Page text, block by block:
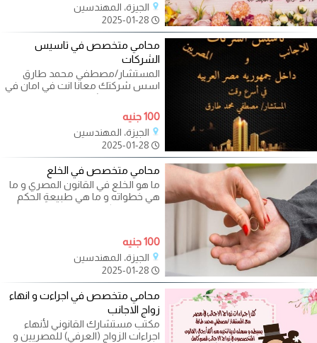
الجيزة، المهندسين
محامي متخصص في تاسيس
الشركات
المستشار/مصطفي محمد طارق
اسس شركتك معانا انت في امان في
مصر مع مستشارك القانوني
للمحاماه
100 جنيه
الجيزة، المهندسين
محامي متخصص في الخلع
ما هو الخلع في القانون المصري و ما
هي خطواته و ما هي طبيعةِ الحكم
الذي يصدر لكل من المسلمه و
100 جنيه
الجيزة، المهندسين
محامي متخصص في اجراءت و انهاء
زواج الاجانب
مكتب مستشارك القانوني لأنهاء
اجراءات الزواج (العرفي) للمصريين و